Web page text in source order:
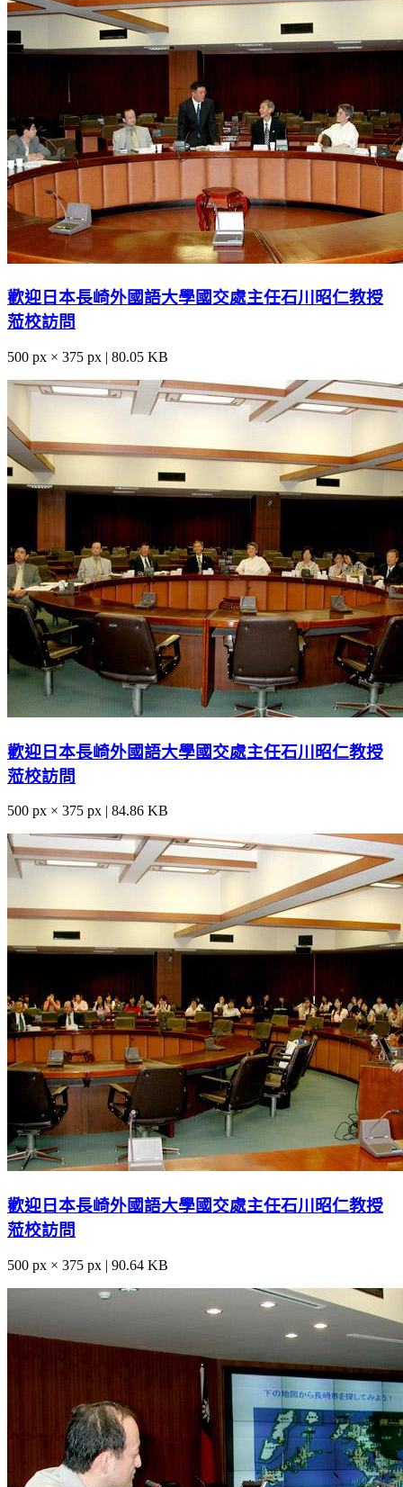
歡迎日本長崎外國語大學國交處主任石川昭仁教授
蒞校訪問
500 px × 375 px | 80.05 KB
歡迎日本長崎外國語大學國交處主任石川昭仁教授
蒞校訪問
500 px × 375 px | 84.86 KB
歡迎日本長崎外國語大學國交處主任石川昭仁教授
蒞校訪問
500 px × 375 px | 90.64 KB